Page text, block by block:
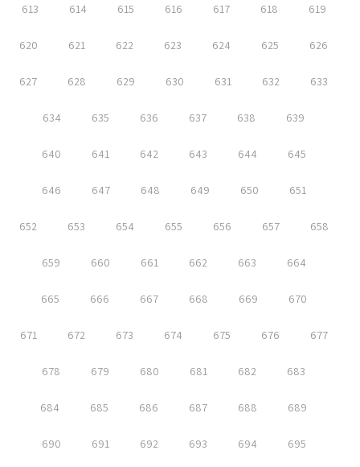
613 614 615 616 617 618 619
620 621 622 623 624 625 626
627 628 629 630 631 632 633
634 635 636 637 638 639
640 641 642 643 644 645
646 647 648 649 650 651
652 653 654 655 656 657 658
659 660 661 662 663 664
665 666 667 668 669 670
671 672 673 674 675 676 677
678 679 680 681 682 683
684 685 686 687 688 689
690 691 692 693 694 695